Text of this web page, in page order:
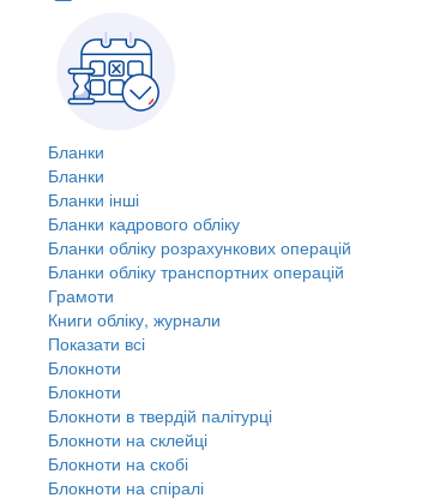
Бланки
Бланки
Бланки інші
Бланки кадрового обліку
Бланки обліку розрахункових операцій
Бланки обліку транспортних операцій
Грамоти
Книги обліку, журнали
Показати всі
Блокноти
Блокноти
Блокноти в твердій палітурці
Блокноти на склейці
Блокноти на скобі
Блокноти на спіралі